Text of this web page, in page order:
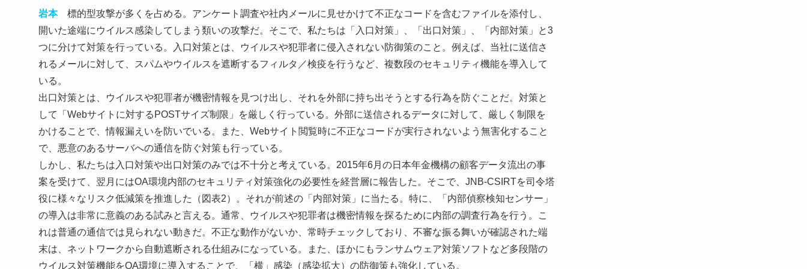
岩本標的型攻撃が多くを占める。アンケート調査や社内メールに見せかけて不正なコードを含むファイルを添付し、
開いた途端にウイルス感染してしまう類いの攻撃だ。そこで、私たちは「入口対策」、「出口対策」、「内部対策」と3
つに分けて対策を行っている。入口対策とは、ウイルスや犯罪者に侵入されない防御策のこと。例えば、当社に送信さ
れるメールに対して、スパムやウイルスを遮断するフィルタ／検疫を行うなど、複数段のセキュリティ機能を導入して
いる。
出口対策とは、ウイルスや犯罪者が機密情報を見つけ出し、それを外部に持ち出そうとする行為を防ぐことだ。対策と
して「Webサイトに対するPOSTサイズ制限」を厳しく行っている。外部に送信されるデータに対して、厳しく制限を
かけることで、情報漏えいを防いでいる。また、Webサイト閲覧時に不正なコードが実行されないよう無害化すること
で、悪意のあるサーバへの通信を防ぐ対策も行っている。
しかし、私たちは入口対策や出口対策のみでは不十分と考えている。2015年6月の日本年金機構の顧客データ流出の事
案を受けて、翌月にはOA環境内部のセキュリティ対策強化の必要性を経営層に報告した。そこで、JNB-CSIRTを司令塔
役に様々なリスク低減策を推進した（図表2）。それが前述の「内部対策」に当たる。特に、「内部偵察検知センサー」
の導入は非常に意義のある試みと言える。通常、ウイルスや犯罪者は機密情報を探るために内部の調査行為を行う。こ
れは普通の通信では見られない動きだ。不正な動作がないか、常時チェックしており、不審な振る舞いが確認された端
末は、ネットワークから自動遮断される仕組みになっている。また、ほかにもランサムウェア対策ソフトなど多段階の
ウイルス対策機能をOA環境に導入することで、「横」感染（感染拡大）の防御策も強化している。